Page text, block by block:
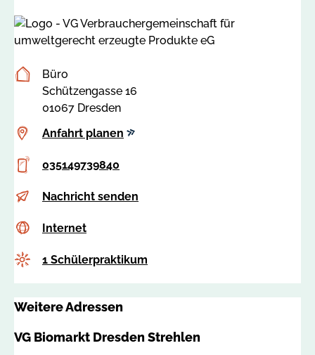
Postanschrift
Büro
Schützengasse 16
01067 Dresden
Anfahrt
Anfahrt planen
Telefon
035149739840
b
w
r
n
g
Nachricht senden
Internet
c
s
8
0
Internet
Anzahl
1 Schülerpraktikum
Weitere Adressen
VG Biomarkt Dresden Strehlen